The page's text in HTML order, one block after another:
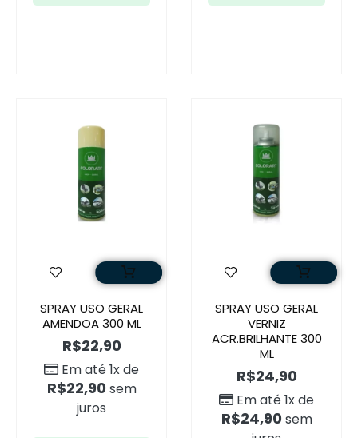
SPRAY USO GERAL
AMENDOA 300 ML
R$22,90
Em até 1x de
R$22,90 sem
juros
SPRAY USO GERAL
VERNIZ
ACR.BRILHANTE 300
ML
R$24,90
Em até 1x de
R$24,90 sem